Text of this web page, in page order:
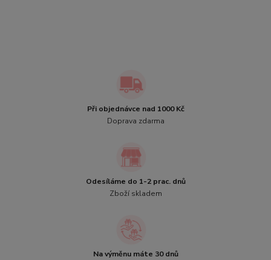
Při objednávce nad 1000 Kč
Doprava zdarma
Odesíláme do 1-2 prac. dnů
Zboží skladem
Na výměnu máte 30 dnů